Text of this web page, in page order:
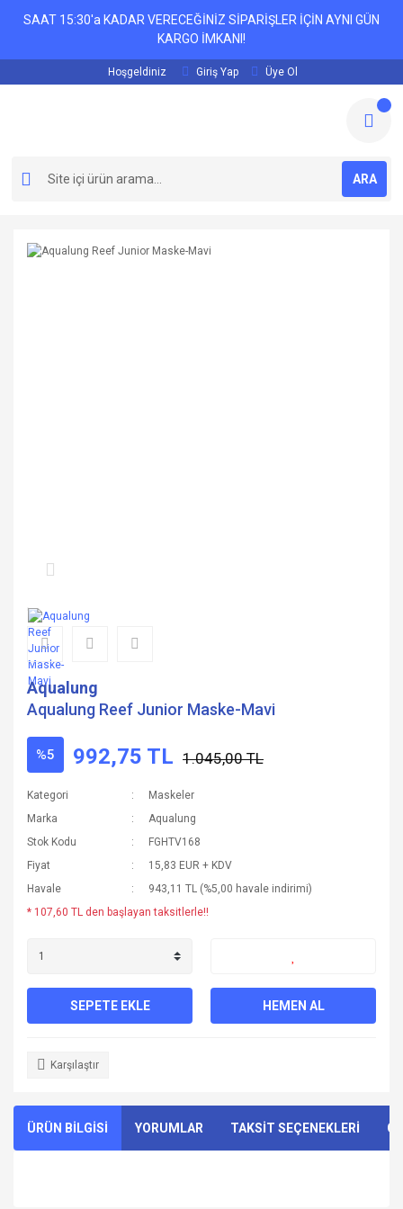
SAAT 15:30'a KADAR VERECEĞİNİZ SİPARİŞLER İÇİN AYNI GÜN
KARGO İMKANI!
Hoşgeldiniz Giriş Yap Üye Ol
ARA
Aqualung
Aqualung Reef Junior Maske-Mavi
%5 992,75 TL 1.045,00 TL
Kategori
Maskeler
Marka
Aqualung
Stok Kodu
FGHTV168
Fiyat
15,83 EUR + KDV
Havale
943,11 TL (%5,00 havale indirimi)
* 107,60 TL den başlayan taksitlerle!!
SEPETE EKLE HEMEN AL
Karşılaştır
ÜRÜN BİLGİSİ YORUMLAR TAKSİT SEÇENEKLERİ